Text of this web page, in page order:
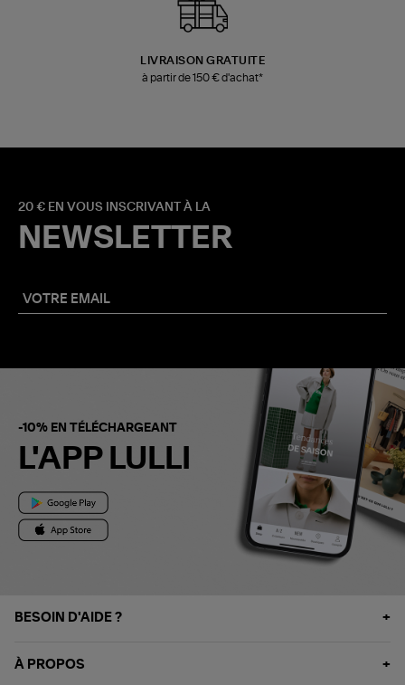
LIVRAISON GRATUITE
à partir de 150 € d'achat*
20 € EN VOUS INSCRIVANT À LA
NEWSLETTER
-10% EN TÉLÉCHARGEANT
L'APP LULLI
BESOIN D'AIDE ?
À PROPOS